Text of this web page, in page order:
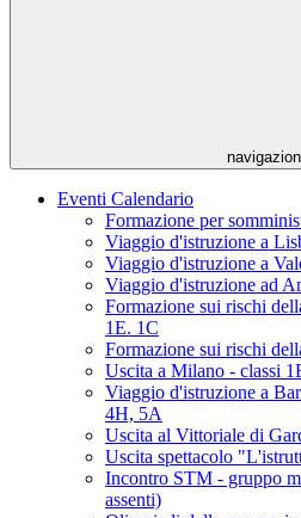
Eventi Calendario
Formazione per
Viaggio d'istruzione a
Viaggio d'istruzione a
Viaggio d'istruzione ad
Formazione sui rischi
1E. 1C
Formazione sui rischi
Uscita a Milano - classi
Viaggio d'istruzione a
4H, 5A
Uscita al Vittoriale di
Uscita spettacolo
Incontro STM - gruppo
assenti)